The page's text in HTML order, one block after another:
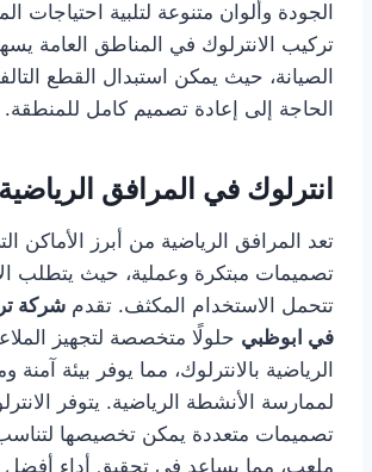
الجودة وألوان متنوعة لتلبية احتياجات
تركيب الانترلوك في المناطق العامة
الصيانة، حيث يمكن استبدال القطع
الحاجة إلى إعادة تصميم كامل للمنطقة.
انترلوك في المرافق
تعد المرافق الرياضية من أبرز الأماكن
تصميمات مبتكرة وعملية، حيث يتطلب
تتحمل الاستخدام المكثف. تقدم شركة
في ابوظبي حلولًا متخصصة لتجهيز
الرياضية بالانترلوك، مما يوفر بيئة آمنة
لممارسة الأنشطة الرياضية. يتوفر
تصميمات متعددة يمكن تخصيصها
ملعب، مما يساعد في تحقيق أداء